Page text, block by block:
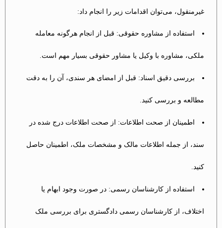
غیرمنقول، می‌توان اقدامات زیر را انجام داد:
استفاده از مشاوره حقوقی: قبل از انجام هرگونه معامله
ملکی، مشاوره با وکیل یا مشاور حقوقی بسیار مهم است.
بررسی دقیق اسناد: قبل از امضای هر سندی، آن را به دقت
مطالعه و بررسی کنید.
اطمینان از صحت اطلاعات: از صحت اطلاعات درج شده در
سند، از جمله اطلاعات مالک و مشخصات ملک، اطمینان حاصل
کنید.
استفاده از کارشناسان رسمی: در صورت وجود ابهام یا
اختلاف، از کارشناسان رسمی دادگستری برای بررسی ملک